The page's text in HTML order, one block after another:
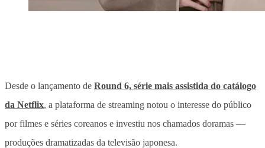
Desde o lançamento de Round 6, série mais assistida do catálogo
da Netflix, a plataforma de streaming notou o interesse do público
por filmes e séries coreanos e investiu nos chamados doramas —
produções dramatizadas da televisão japonesa.